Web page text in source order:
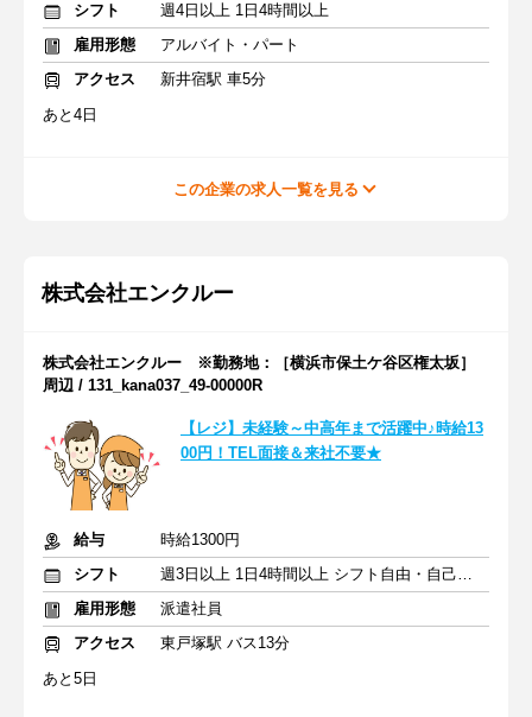
シフト
週4日以上 1日4時間以上
雇用形態
アルバイト・パート
アクセス
新井宿駅 車5分
あと4日
この企業の求人一覧を見る
株式会社エンクルー
株式会社エンクルー ※勤務地：［横浜市保土ケ谷区権太坂］
周辺 / 131_kana037_49-00000R
【レジ】未経験～中高年まで活躍中♪時給13
00円！TEL面接＆来社不要★
給与
時給1300円
シフト
週3日以上 1日4時間以上 シフト自由・自己申告
雇用形態
派遣社員
アクセス
東戸塚駅 バス13分
あと5日